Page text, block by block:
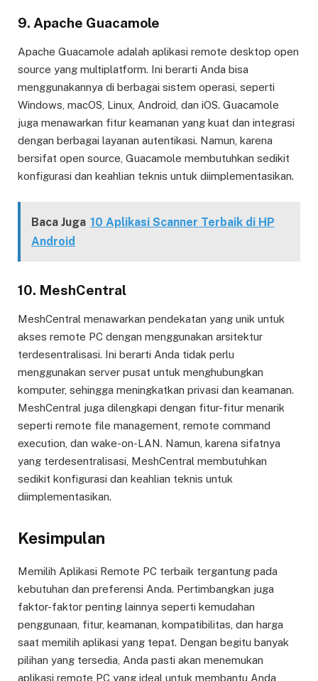
9. Apache Guacamole
Apache Guacamole adalah aplikasi remote desktop open
source yang multiplatform. Ini berarti Anda bisa
menggunakannya di berbagai sistem operasi, seperti
Windows, macOS, Linux, Android, dan iOS. Guacamole
juga menawarkan fitur keamanan yang kuat dan integrasi
dengan berbagai layanan autentikasi. Namun, karena
bersifat open source, Guacamole membutuhkan sedikit
konfigurasi dan keahlian teknis untuk diimplementasikan.
Baca Juga 10 Aplikasi Scanner Terbaik di HP
Android
10. MeshCentral
MeshCentral menawarkan pendekatan yang unik untuk
akses remote PC dengan menggunakan arsitektur
terdesentralisasi. Ini berarti Anda tidak perlu
menggunakan server pusat untuk menghubungkan
komputer, sehingga meningkatkan privasi dan keamanan.
MeshCentral juga dilengkapi dengan fitur-fitur menarik
seperti remote file management, remote command
execution, dan wake-on-LAN. Namun, karena sifatnya
yang terdesentralisasi, MeshCentral membutuhkan
sedikit konfigurasi dan keahlian teknis untuk
diimplementasikan.
Kesimpulan
Memilih Aplikasi Remote PC terbaik tergantung pada
kebutuhan dan preferensi Anda. Pertimbangkan juga
faktor-faktor penting lainnya seperti kemudahan
penggunaan, fitur, keamanan, kompatibilitas, dan harga
saat memilih aplikasi yang tepat. Dengan begitu banyak
pilihan yang tersedia, Anda pasti akan menemukan
aplikasi remote PC yang ideal untuk membantu Anda